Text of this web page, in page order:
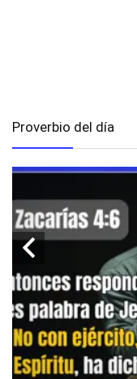
Proverbio del día